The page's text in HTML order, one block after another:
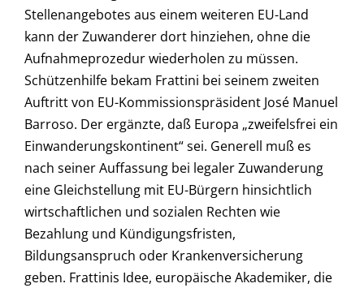
Stellenangebotes aus einem weiteren EU-Land
kann der Zuwanderer dort hinziehen, ohne die
Aufnahmeprozedur wiederholen zu müssen.
Schützenhilfe bekam Frattini bei seinem zweiten
Auftritt von EU-Kommissionspräsident José Manuel
Barroso. Der ergänzte, daß Europa „zweifelsfrei ein
Einwanderungskontinent“ sei. Generell muß es
nach seiner Auffassung bei legaler Zuwanderung
eine Gleichstellung mit EU-Bürgern hinsichtlich
wirtschaftlichen und sozialen Rechten wie
Bezahlung und Kündigungsfristen,
Bildungsanspruch oder Krankenversicherung
geben. Frattinis Idee, europäische Akademiker, die